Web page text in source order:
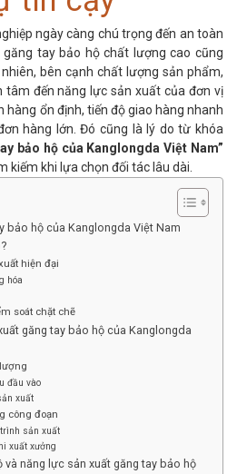
ngày càng chú trọng đến an toàn
găng tay bảo hộchất lượng cao cũng
bên cạnh chất lượng sản phẩm,
tâm đến năng lực sản xuất của đơn vị
hàng ổn định, tiến độ giao hàng nhanh
hàng lớn. Đó cũng là lý do từ khóa
bảo hộ của Kanglongda Việt Nam”
kiếm khi lựa chọn đối tác lâu dài.
bảo hộ của Kanglongda Việt Nam
hiện đại
hóa
soát chặt chẽ
găng tay bảo hộ của Kanglongda
đầu vào
xuất
công đoạn
sản xuất
xuất xưởng
và năng lực sản xuất găng tay bảo hộ